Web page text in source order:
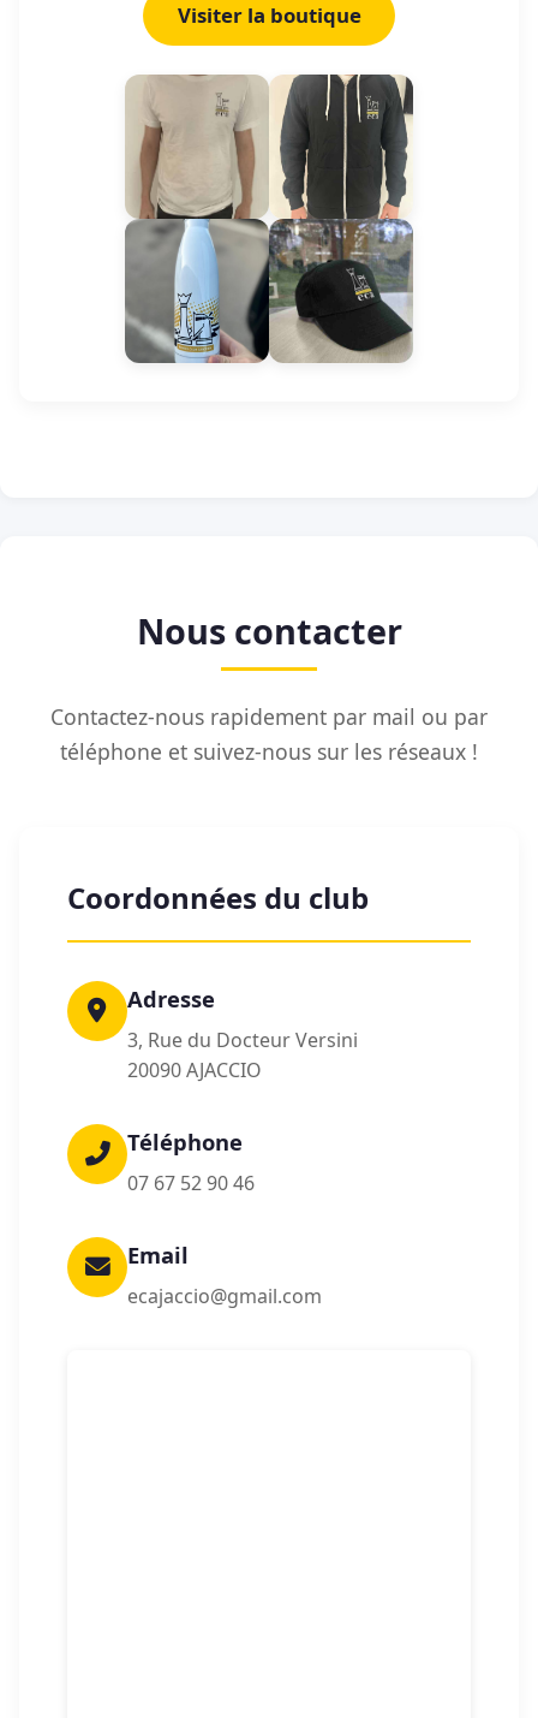
Visiter la boutique
Nous contacter
Contactez-nous rapidement par mail ou par
téléphone et suivez-nous sur les réseaux !
Coordonnées du club
Adresse
3, Rue du Docteur Versini
20090 AJACCIO
Téléphone
07 67 52 90 46
Email
ecajaccio@gmail.com